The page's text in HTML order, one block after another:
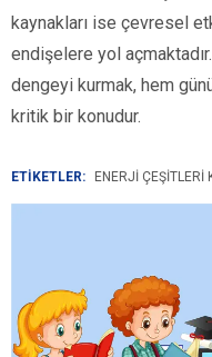
kaynakları ise çevresel
endişelere yol
dengeyi kurmak, hem
kritik bir konudur.
ETİKETLER: ENERJI ÇEŞITLERI